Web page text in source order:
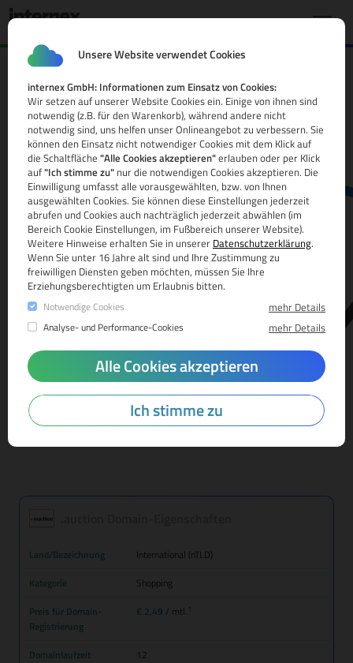
Unsere Website verwendet Cookies
internex GmbH: Informationen zum Einsatz von Cookies:
Wir setzen auf unserer Website Cookies ein. Einige von ihnen sind
notwendig (z.B. für den Warenkorb), während andere nicht
notwendig sind, uns helfen unser Onlineangebot zu verbessern. Sie
können den Einsatz nicht notwendiger Cookies mit dem Klick auf
die Schaltfläche "Alle Cookies akzeptieren"erlauben oder per Klick
auf"Ich stimme zu" nur die notwendigen Cookies akzeptieren. Die
Einwilligung umfasst alle vorausgewählten, bzw. von Ihnen
ausgewählten Cookies. Sie können diese Einstellungen jederzeit
abrufen und Cookies auch nachträglich jederzeit abwählen (im
Bereich Cookie Einstellungen, im Fußbereich unserer Website).
Weitere Hinweise erhalten Sie in unserer Datenschutzerklärung.
Wenn Sie unter 16 Jahre alt sind und Ihre Zustimmung zu
freiwilligen Diensten geben möchten, müssen Sie Ihre
Erziehungsberechtigten um Erlaubnis bitten.
Notwendige Cookies mehr Details
Analyse- und Performance-Cookies mehr Details
Alle Cookies akzeptieren
Ich stimme zu
.auction Domain
Alle Infos
www.
Mehr Infos zur Domain-Endung
Land/Bezeichnung
International (nTLD)
Kategorie
Shopping
Preis für Domain-
Registrierung
€ 2,49 / mtl.
Domainlaufzeit
12